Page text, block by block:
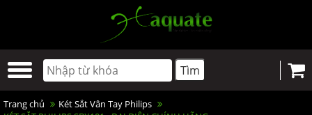
Trang chủ
Két Sắt Vân Tay Philips